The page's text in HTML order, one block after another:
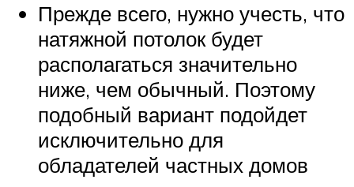
Прежде всего, нужно учесть, что
натяжной потолок будет
располагаться значительно
ниже, чем обычный. Поэтому
подобный вариант подойдет
исключительно для
обладателей частных домов